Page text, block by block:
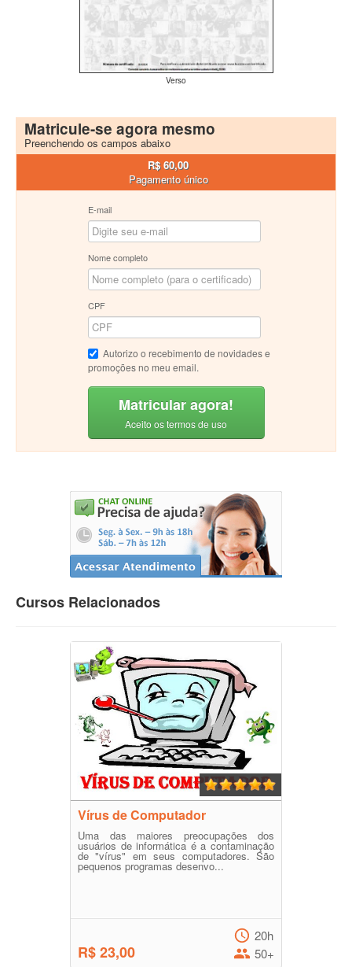
Verso
Matricule-se agora mesmo
Preenchendo os campos abaixo
R$ 60,00
Pagamento único
E-mail
Nome completo
CPF
Autorizo o recebimento de novidades e
promoções no meu email.
Matricular agora!
Aceito os termos de uso
Cursos Relacionados
Vírus de Computador
Uma das maiores preocupações dos
usuários de informática é a contaminação
de "vírus" em seus computadores. São
pequenos programas desenvo...
R$ 23,00
20h
50+